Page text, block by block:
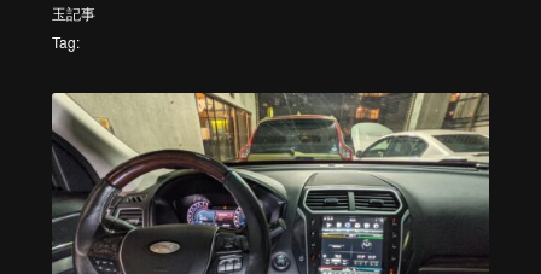
玉記事
Tag: